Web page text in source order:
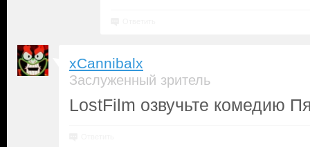
xCannibalx
Заслуженный зритель
LostFilm озвучьте комедию